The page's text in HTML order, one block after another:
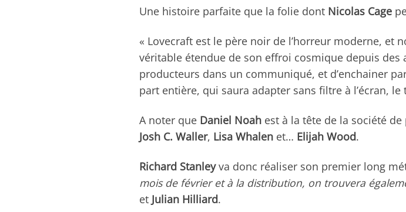
Une histoire parfaite que la folie dont Nicolas Cage
« Lovecraft est le père noir de l’horreur moderne, et
véritable étendue de son effroi cosmique depuis des
producteurs dans un communiqué, et d’enchainer
part entière, qui saura adapter sans filtre à l’écran, le
A noter que Daniel Noah est à la tête de la société
Josh C. Waller, Lisa Whalen et… Elijah Wood.
Richard Stanleyva donc réaliser son premier long
mois de février et à la distribution, on trouvera
et Julian Hilliard.